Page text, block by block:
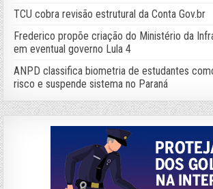
TCU cobra revisão estrutural da Conta Gov.br
Frederico propõe criação do Ministério da
em eventual governo Lula 4
ANPD classifica biometria de estudantes
risco e suspende sistema no Paraná